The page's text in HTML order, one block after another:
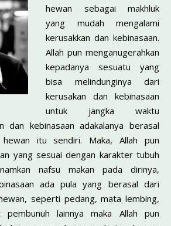
hewan sebagai makhluk
yang mudah mengalami
kerusakkan dan kebinasaan.
Allah pun menganugerahkan
kepadanya sesuatu yang
bisa melindunginya dari
kerusakan dan kebinasaan
untuk jangka waktu
dan kebinasaan adakalanya berasal
itu sendiri. Maka, Allah pun
yang sesuai dengan karakter tubuh
nafsu makan pada dirinya,
ada pula yang berasal dari
seperti pedang, mata lembing,
lainnya maka Allah pun